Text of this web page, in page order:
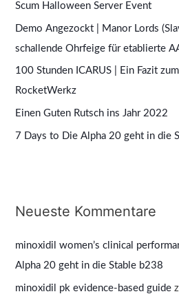
a
c
h
:
Scum Halloween Server Event
Demo Angezockt | Manor Lords
schallende Ohrfeige für etablierte
100 Stunden ICARUS | Ein Fazit
RocketWerkz
Einen Guten Rutsch ins Jahr 2022
7 Days to Die Alpha 20 geht in die
Neueste Kommentare
minoxidil women’s clinical
Alpha 20 geht in die Stable b238
minoxidil pk evidence‑based guide